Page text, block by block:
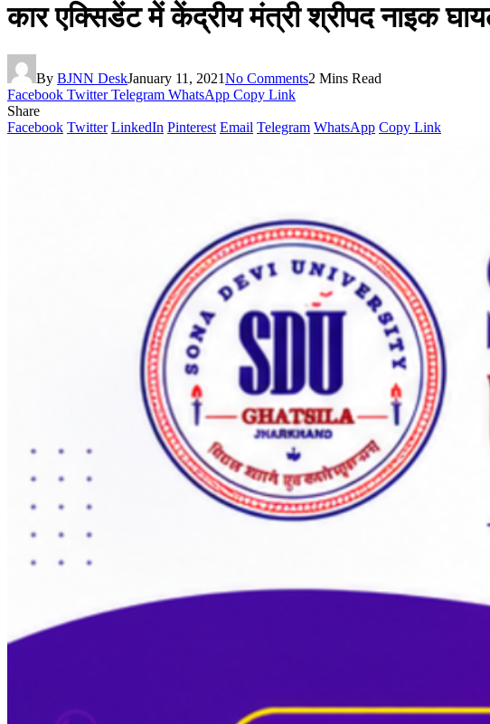
कार एक्सिडेंट में केंद्रीय मंत्री श्रीपद नाइक
By BJNN DeskJanuary 11, 2021No Comments2 Mins Read
Facebook Twitter Telegram WhatsApp Copy Link
Share
Facebook Twitter LinkedIn Pinterest Email Telegram WhatsApp Copy Link